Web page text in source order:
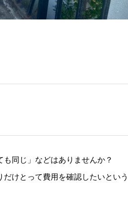
同じ」などはありませんか？
けとって費用を確認したいという